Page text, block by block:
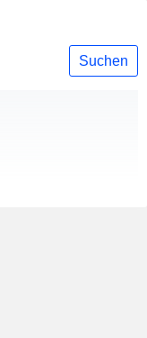
Suchen